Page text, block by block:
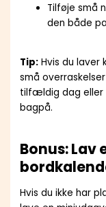
Tilføje små
den både
Tip: Hvis du laver
små
tilfældig dag eller
bagpå.
Bonus:
Hvis du ikke har